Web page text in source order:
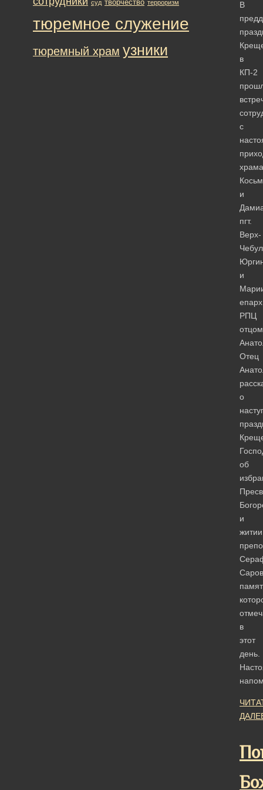
В
в
КП-2
с
храма
и
пгт.
Верх-
и
РПЦ
отцом
Отец
о
об
и
житии
в
этот
день.
суд творчество терроризм
тюремное служение
тюремный храм узники